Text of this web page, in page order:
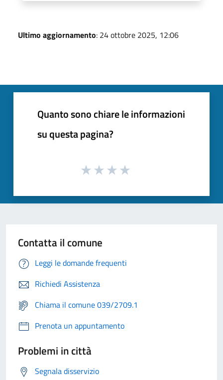
Ultimo aggiornamento: 24 ottobre 2025, 12:06
Quanto sono chiare le informazioni
su questa pagina?
Contatta il comune
Leggi le domande frequenti
Richiedi Assistenza
Chiama il comune 039/2709.1
Prenota un appuntamento
Problemi in città
Segnala disservizio